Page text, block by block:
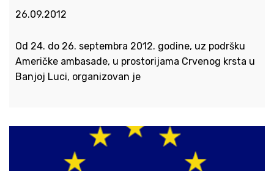
26.09.2012
Od 24. do 26. septembra 2012. godine, uz podršku
Američke ambasade, u prostorijama Crvenog krsta u
Banjoj Luci, organizovan je